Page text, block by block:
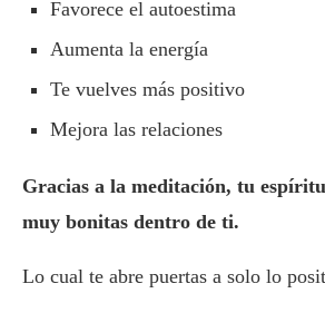
Favorece el autoestima
Aumenta la energía
Te vuelves más positivo
Mejora las relaciones
Gracias a la meditación, tu
muy bonitas dentro de ti.
Lo cual te abre puertas a solo lo